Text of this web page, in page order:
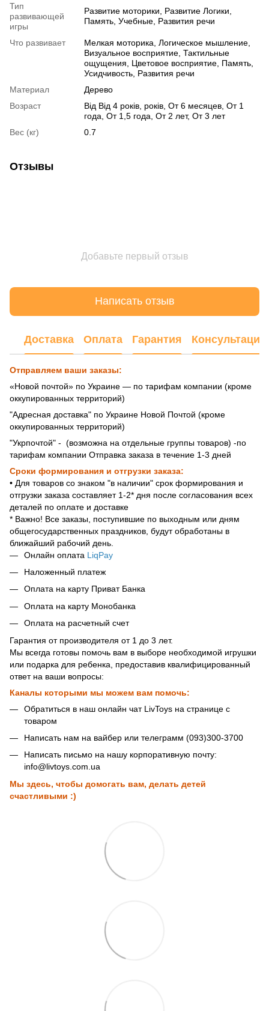
Тип
развивающей
игры
Развитие моторики, Развитие Логики,
Память, Учебные, Развития речи
Что развивает
Мелкая моторика, Логическое мышление,
Визуальное восприятие, Тактильные
ощущения, Цветовое восприятие, Память,
Усидчивость, Развития речи
Материал
Дерево
Возраст
Від Від 4 років, років, От 6 месяцев, От 1
года, От 1,5 года, От 2 лет, От 3 лет
Вес (кг)
0.7
Отзывы
Добавьте первый отзыв
Написать отзыв
Доставка Оплата Гарантия Консультация
Отправляем ваши заказы:
«Новой почтой» по Украине — по тарифам компании (кроме
оккупированных территорий)
"Адресная доставка" по Украине Новой Почтой (кроме
оккупированных территорий)
"Укрпочтой" - (возможна на отдельные группы товаров) -по
тарифам компании Отправка заказа в течение 1-3 дней
Сроки формирования и отгрузки заказа:
• Для товаров со знаком "в наличии" срок формирования и
отгрузки заказа составляет 1-2* дня после согласования всех
деталей по оплате и доставке
* Важно! Все заказы, поступившие по выходным или дням
общегосударственных праздников, будут обработаны в
ближайший рабочий день.
Онлайн оплата LiqPay
Наложенный платеж
Оплата на карту Приват Банка
Оплата на карту Монобанка
Оплата на расчетный счет
Гарантия от производителя от 1 до 3 лет.
Мы всегда готовы помочь вам в выборе необходимой игрушки
или подарка для ребенка, предоставив квалифицированный
ответ на ваши вопросы:
Каналы которыми мы можем вам помочь:
Обратиться в наш онлайн чат LivToys на странице с
товаром
Написать нам на вайбер или телеграмм (093)300-3700
Написать письмо на нашу корпоративную почту:
info@livtoys.com.ua
Мы здесь, чтобы домогать вам, делать детей
счастливыми :)